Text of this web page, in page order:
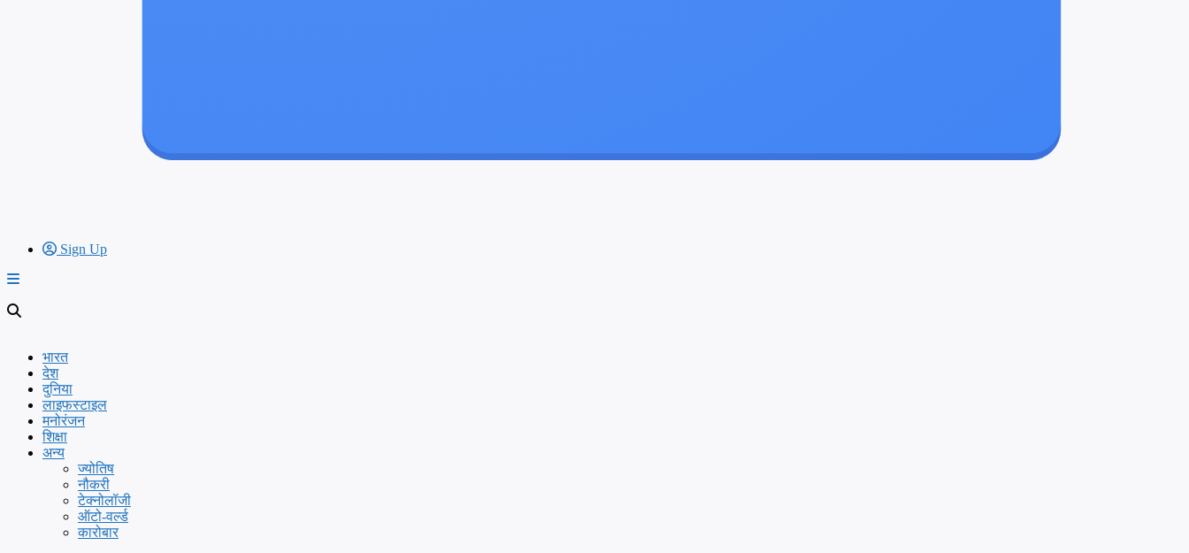
Sign Up
भारत
देश
दुनिया
लाइफस्टाइल
मनोरंजन
शिक्षा
अन्य
ज्योतिष
नौकरी
टेक्नोलॉजी
ऑटो-वर्ल्ड
कारोबार